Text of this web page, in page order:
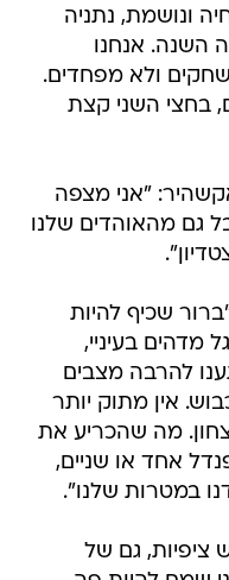
ונושמת, נתניה
השנה. אנחנו
ולא מפחדים.
בחצי השני קצת
"אני מצפה
גם מהאוהדים שלנו
שכיף להיות
מדהים בעיניי,
להרבה מצבים
אין מתוק יותר
מה שהכריע את
אחד או שניים,
במטרות שלנו".
ציפיות, גם של